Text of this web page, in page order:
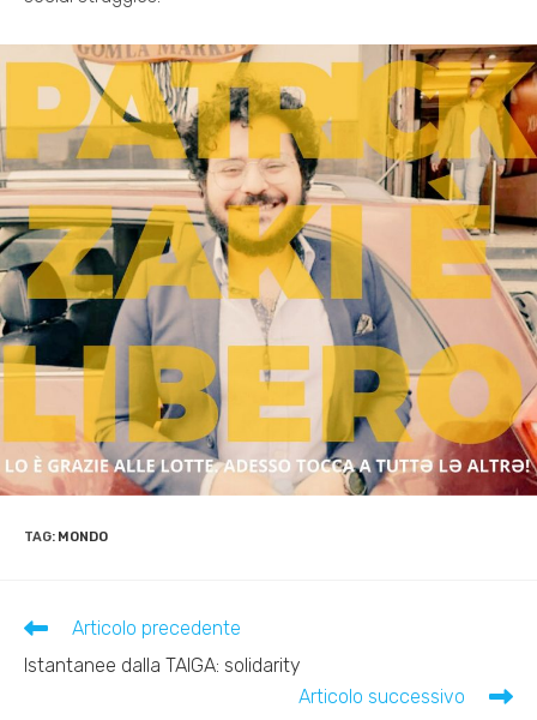
TAG: MONDO
Leggi
articoli
Articolo precedente
Istantanee dalla TAIGA: solidarity
Articolo successivo